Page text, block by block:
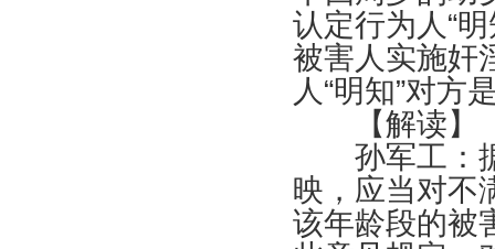
认定行为人“
被害人实施奸
人“明知”对方
【解读】
孙军工：据
映，应当对不
该年龄段的被